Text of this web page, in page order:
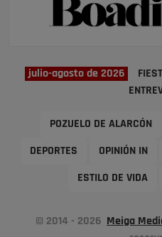
julio-agosto de 2026
POZUELO DE ALARCÓN
DEPORTES OPINIÓN IN
ESTILO DE VIDA
© 2014 - 2026 Meiga